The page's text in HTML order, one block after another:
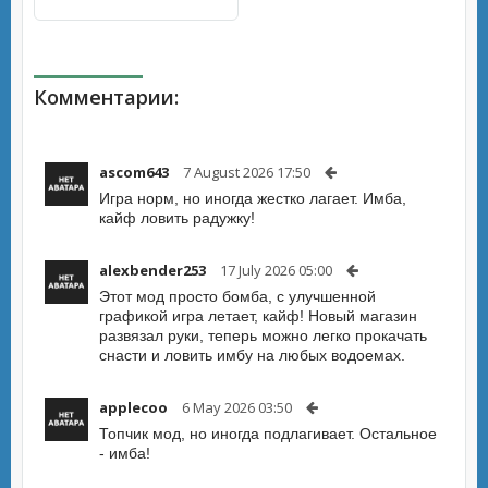
Комментарии:
ascom643 7 August 2026 17:50
Игра норм, но иногда жестко лагает. Имба,
кайф ловить радужку!
alexbender253 17 July 2026 05:00
Этот мод просто бомба, с улучшенной
графикой игра летает, кайф! Новый магазин
развязал руки, теперь можно легко прокачать
снасти и ловить имбу на любых водоемах.
applecoo 6 May 2026 03:50
Топчик мод, но иногда подлагивает. Остальное
- имба!